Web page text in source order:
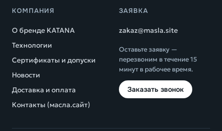
КОМПАНИЯ
О бренде KATANA
Технологии
Сертификаты и допуски
Новости
Доставка и оплата
Контакты (масла.сайт)
ЗАЯВКА
zakaz@masla.site
Оставьте заявку —
перезвоним в течение 15
минут в рабочее время.
Заказать звонок